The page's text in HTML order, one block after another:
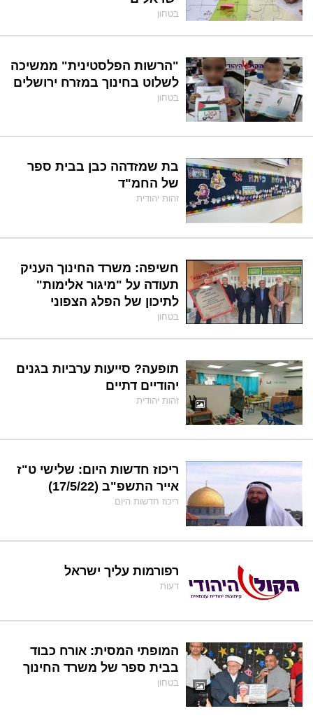
בטחון
"הרשות הפלסטינית" ממשיכה
לשלוט בחינוך במזרח ירושלים
בטחון
בת שמזדהה כבן בבית ספר
של החמ"ד
זהות יהודית
חשיפה: משרד החינוך העניק
תעודה על "מיגור אלימות"
לתיכון של הפלג הצפוני
בטחון
תופעה? סייעות ערביות בגנים
יהודיים דתיים
זהות יהודית
ריכוז חדשות היום: שלישי ט"ז
אייר התשפ"ב (17/5/22)
ריכוז חדשות היום
רפורמות עליך ישראל
דעות
המופתי המסית: אורח כבוד
בבית ספר של משרד החינוך
בטחון